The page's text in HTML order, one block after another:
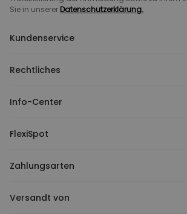
Sie in unserer Datenschutzerklärung.
Kundenservice
Rechtliches
Info-Center
FlexiSpot
Zahlungsarten
Versandt von